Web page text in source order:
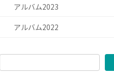
アルバム2023
アルバム2022